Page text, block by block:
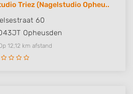
Triez (Nagelstudio Opheu..
60
Opheusden
12,12 km afstand